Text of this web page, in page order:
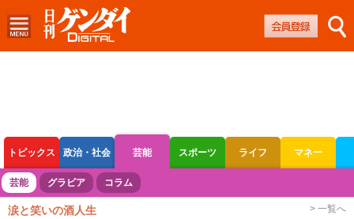
トピックス 政治・社会 芸能 スポーツ ライフ マネー
ボートレース 競輪 オートレース
芸能 グラビア コラム
涙と笑いの酒人生 > 一覧へ